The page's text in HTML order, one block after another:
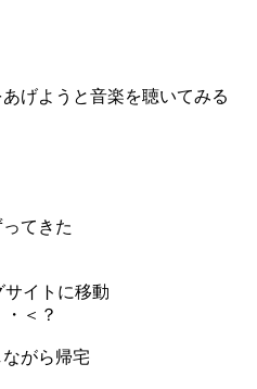
げようと音楽を聴いてみる
てきた
イトに移動
＜？
がら帰宅